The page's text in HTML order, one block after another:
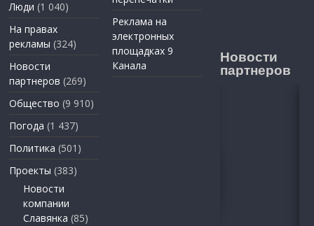
Люди (1 040)
На правах
рекламы (324)
Новости
партнеров (269)
Общество (9 910)
Погода (1 437)
Политика (501)
Проекты (383)
Новости
компании
Славянка (85)
Реклама на
электронных
площадках 9
Канала
Новости
партнеров